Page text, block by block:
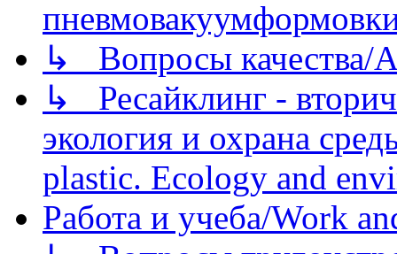
↳ Вопросы качества/
↳ Ресайклинг -
экология и охрана
plastic. Ecology and
Работа и учеба/Work